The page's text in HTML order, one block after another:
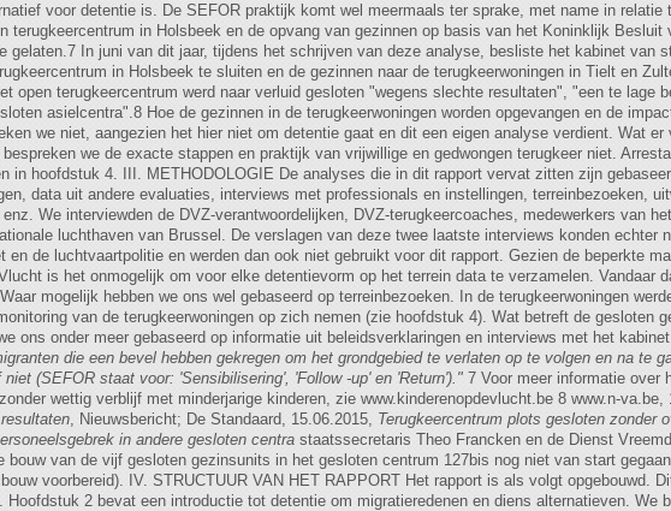
voor detentie is. De SEFOR praktijk komt wel meermaals ter sprake, met name in relatie
terugkeercentrum in Holsbeek en de opvang van gezinnen op basis van het Koninklijk Besluit
gelaten.7 In juni van dit jaar, tijdens het schrijven van deze analyse, besliste het kabinet van
in Holsbeek te sluiten en de gezinnen naar de terugkeerwoningen in Tielt en
open terugkeercentrum werd naar verluid gesloten "wegens slechte resultaten", "een te lage
asielcentra".8 Hoe de gezinnen in de terugkeerwoningen worden opgevangen en de
we niet, aangezien het hier niet om detentie gaat en dit een eigen analyse verdient. Wat
we de exacte stappen en praktijk van vrijwillige en gedwongen terugkeer niet.
in hoofdstuk 4. III. METHODOLOGIE De analyses die in dit rapport vervat zitten zijn
data uit andere evaluaties, interviews met professionals en instellingen, terreinbezoeken,
We interviewden de DVZ-verantwoordelijken, DVZ-terugkeercoaches, medewerkers van
luchthaven van Brussel. De verslagen van deze twee laatste interviews konden echter
en de luchtvaartpolitie en werden dan ook niet gebruikt voor dit rapport. Gezien de beperkte
is het onmogelijk om voor elke detentievorm op het terrein data te verzamelen. Vandaar
mogelijk hebben we ons wel gebaseerd op terreinbezoeken. In de terugkeerwoningen
van de terugkeerwoningen op zich nemen (zie hoofdstuk 4). Wat betreft de gesloten
ons onder meer gebaseerd op informatie uit beleidsverklaringen en interviews met het
die een bevel hebben gekregen om het grondgebied te verlaten op te volgen en na te
(SEFOR staat voor: 'Sensibilisering', 'Follow -up' en 'Return')." 7 Voor meer informatie over
wettig verblijf met minderjarige kinderen, zie www.kinderenopdevlucht.be 8 www.n-va.be,
, Nieuwsbericht; De Standaard, 15.06.2015, Terugkeercentrum plots gesloten zonder
in andere gesloten centra staatssecretaris Theo Francken en de Dienst
bouw van de vijf gesloten gezinsunits in het gesloten centrum 127bis nog niet van start
voorbereid). IV. STRUCTUUR VAN HET RAPPORT Het rapport is als volgt opgebouwd.
Hoofdstuk 2 bevat een introductie tot detentie om migratieredenen en diens alternatieven. We